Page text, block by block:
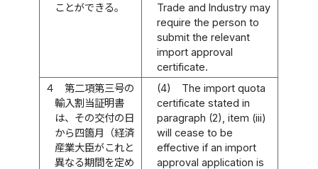
ことができる。
Trade and Industry may
require the person to
submit the relevant
import approval
certificate.
４
第二項第三号の
輸入割当証明書
は、その交付の日
から四箇月（経済
産業大臣がこれと
異なる期間を定め
(4)
The import quota
certificate stated in
paragraph (2), item (iii)
will cease to be
effective if an import
approval application is